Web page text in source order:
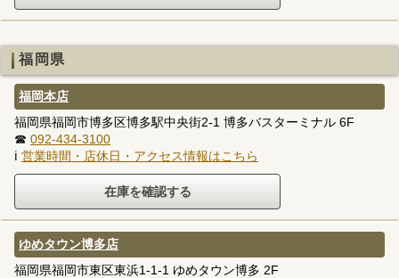
福岡県
福岡本店
福岡県福岡市博多区博多駅中央街2-1 博多バスターミナル 6F
☎ 092-434-3100
ℹ 営業時間・店休日・アクセス情報はこちら
ゆめタウン博多店
福岡県福岡市東区東浜1-1-1 ゆめタウン博多 2F